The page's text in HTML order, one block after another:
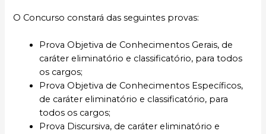
O Concurso constará das seguintes provas:
Prova Objetiva de Conhecimentos Gerais, de
caráter eliminatório e classificatório, para todos
os cargos;
Prova Objetiva de Conhecimentos Específicos,
de caráter eliminatório e classificatório, para
todos os cargos;
Prova Discursiva, de caráter eliminatório e